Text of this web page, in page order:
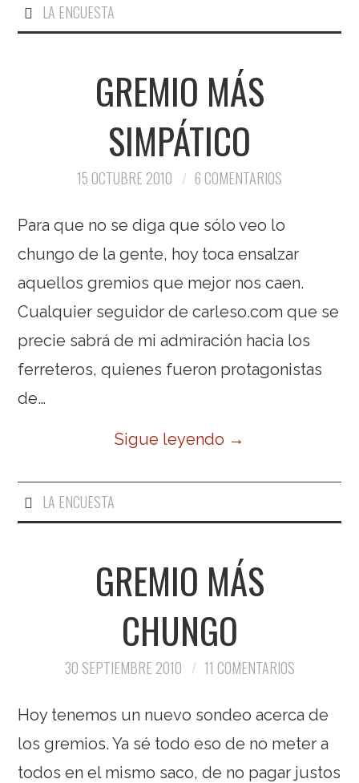
LA ENCUESTA
GREMIO MÁS
SIMPÁTICO
15 OCTUBRE 2010 6 COMENTARIOS
Para que no se diga que sólo veo lo
chungo de la gente, hoy toca ensalzar
aquellos gremios que mejor nos caen.
Cualquier seguidor de carleso.com que se
precie sabrá de mi admiración hacia los
ferreteros, quienes fueron protagonistas
de…
Sigue leyendo →
LA ENCUESTA
GREMIO MÁS
CHUNGO
30 SEPTIEMBRE 2010 11 COMENTARIOS
Hoy tenemos un nuevo sondeo acerca de
los gremios. Ya sé todo eso de no meter a
todos en el mismo saco, de no pagar justos